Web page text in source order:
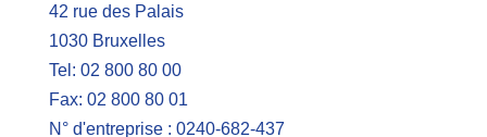
42 rue des Palais
1030 Bruxelles
Tel: 02 800 80 00
Fax: 02 800 80 01
N° d'entreprise : 0240-682-437